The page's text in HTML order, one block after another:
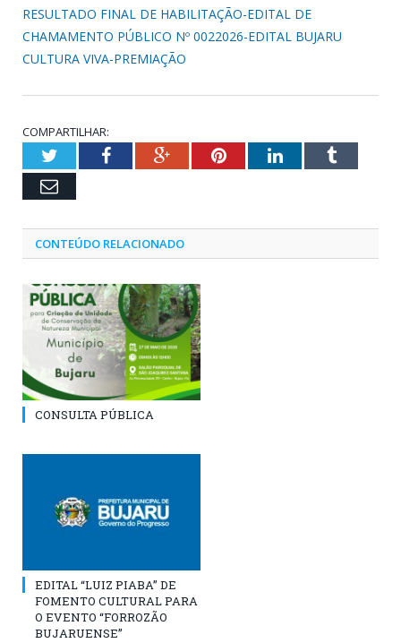
RESULTADO FINAL DE HABILITAÇÃO-EDITAL DE
CHAMAMENTO PÚBLICO Nº 0022026-EDITAL BUJARU
CULTURA VIVA-PREMIAÇÃO
COMPARTILHAR:
TwitterFacebookGoogle+PinterestLinkedInTumblr
Email
CONTEÚDO RELACIONADO
CONSULTA PÚBLICA
EDITAL “LUIZ PIABA” DE
FOMENTO CULTURAL PARA
O EVENTO “FORROZÃO
BUJARUENSE”